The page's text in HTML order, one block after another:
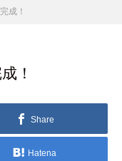
成！
！
Share
Hatena